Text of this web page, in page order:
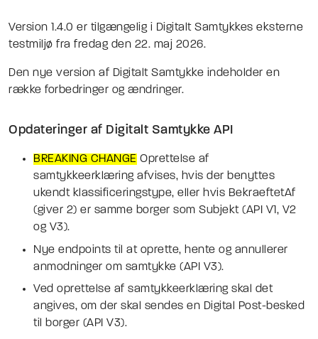
Version 1.4.0 er tilgængelig i Digitalt Samtykkes eksterne
testmiljø fra fredag den 22. maj 2026.
Den nye version af Digitalt Samtykke indeholder en
række forbedringer og ændringer.
Opdateringer af Digitalt Samtykke API
BREAKING CHANGE Oprettelse af
samtykkeerklæring afvises, hvis der benyttes
ukendt klassificeringstype, eller hvis BekraeftetAf
(giver 2) er samme borger som Subjekt (API V1, V2
og V3).
Nye endpoints til at oprette, hente og annullerer
anmodninger om samtykke (API V3).
Ved oprettelse af samtykkeerklæring skal det
angives, om der skal sendes en Digital Post-besked
til borger (API V3).